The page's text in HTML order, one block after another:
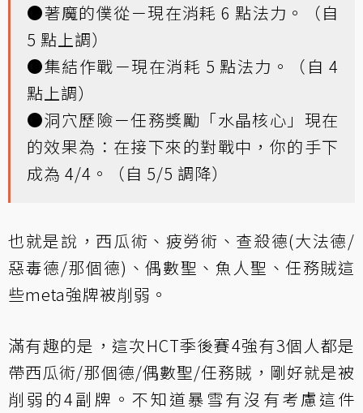
●著魔的僕從－現在消耗 6 點法力。（自
5 點上調）
●集結作戰－現在消耗 5 點法力。（自 4
點上調）
●洞穴歷險－任務獎勵「水晶核心」現在
的效果為：在接下來的對戰中，你的手下
成為 4/4。（自 5/5 調降）
也就是說，西瓜術、疲勞術、查殺德(大法德/
惡毒德/那個德)、偶數聖、魚人聖、任務賊這
些meta強牌被削弱。
滿有趣的是，這次HCT季後賽4強有3個人都是
帶西瓜術/那個德/偶數聖/任務賊，剛好就是被
削弱的4副牌。不知道暴雪有沒有考慮這件